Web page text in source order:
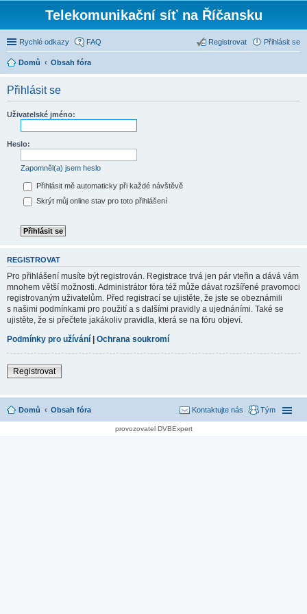
Telekomunikační síť na Říčansku
Rychlé odkazy FAQ Přihlásit se
Registrovat
Domů Obsah fóra
Přihlásit se
Uživatelské jméno:
Heslo:
Zapomněl(a) jsem heslo
Přihlásit mě automaticky při každé návštěvě
Skrýt můj online stav pro toto přihlášení
REGISTROVAT
Pro přihlášení musíte být registrován. Registrace trvá jen pár vteřin a dává vám
mnohem větší možnosti. Administrátor fóra též může dávat rozšířené pravomoci
registrovaným uživatelům. Před registrací se ujistěte, že jste se obeznámili
s našimi podmínkami pro použití a s dalšími pravidly a ujednáními. Také se
ujistěte, že si přečtete jakákoliv pravidla, která se na fóru objeví.
Podmínky pro užívání | Ochrana soukromí
Registrovat
Domů Obsah fóra Tým
Kontaktujte nás
provozovatel DVBExpert